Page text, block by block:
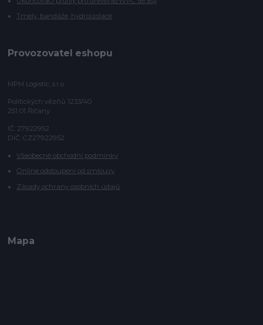
Tmely, bandáže, hydroizolace
Provozovatel eshopu
MPM Logistic, s.r.o
Politických vězňů 1233/40
251 01 Říčany
IČ: 27922952
DIČ: CZ27922952
Všeobecné obchodní podmínky
Online odstoupení od smlouvy
Zásady ochrany osobních údajů
Mapa